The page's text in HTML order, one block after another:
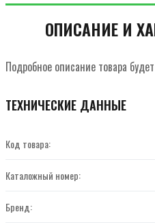
ОПИСАНИЕ И
Подробное описание товара
ТЕХНИЧЕСКИЕ ДАННЫЕ
Код товара:
Каталожный номер:
Бренд: